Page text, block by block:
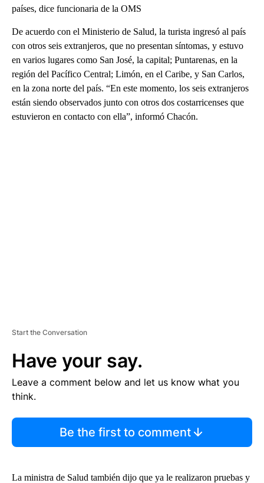
países, dice funcionaria de la OMS
De acuerdo con el Ministerio de Salud, la turista ingresó al país
con otros seis extranjeros, que no presentan síntomas, y estuvo
en varios lugares como San José, la capital; Puntarenas, en la
región del Pacífico Central; Limón, en el Caribe, y San Carlos,
en la zona norte del país. “En este momento, los seis extranjeros
están siendo observados junto con otros dos costarricenses que
estuvieron en contacto con ella”, informó Chacón.
Start the Conversation
Have your say.
Leave a comment below and let us know what you
think.
Be the first to comment
La ministra de Salud también dijo que ya le realizaron pruebas y